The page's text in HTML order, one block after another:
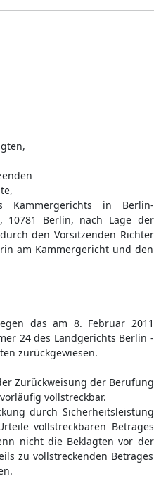
in Berlin-
10781 Berlin, nach Lage der
den Vorsitzenden Richter
am Kammergericht und den
das am 8. Februar 2011
24 des Landgerichts Berlin -
zurückgewiesen.
Zurückweisung der Berufung
vollstreckbar.
durch Sicherheitsleistung
vollstreckbaren Betrages
nicht die Beklagten vor der
zu vollstreckenden Betrages